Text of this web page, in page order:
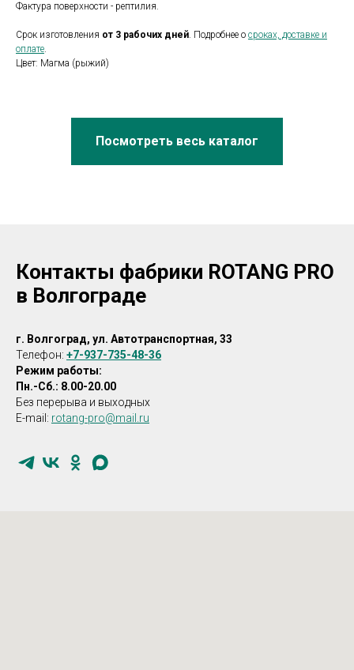
Фактура поверхности - рептилия.
Срок изготовления от 3 рабочих дней. Подробнее о сроках, доставке и
оплате.
Цвет: Магма (рыжий)
Посмотреть весь каталог
Контакты фабрики ROTANG PRO
в Волгограде
г. Волгоград, ул. Автотранспортная, 33
Телефон: +7-937-735-48-36
Режим работы:
Пн.-Сб.: 8.00-20.00
Без перерыва и выходных
E-mail: rotang-pro@mail.ru